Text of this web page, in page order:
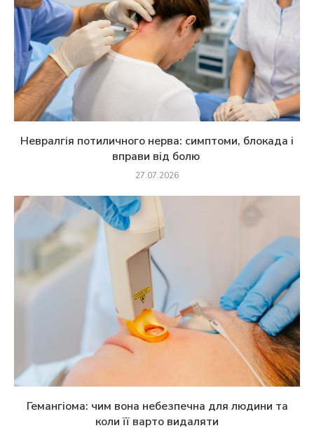
Невралгія потиличного нерва: симптоми, блокада і
вправи від болю
27.07.2026
Гемангіома: чим вона небезпечна для людини та
коли її варто видаляти